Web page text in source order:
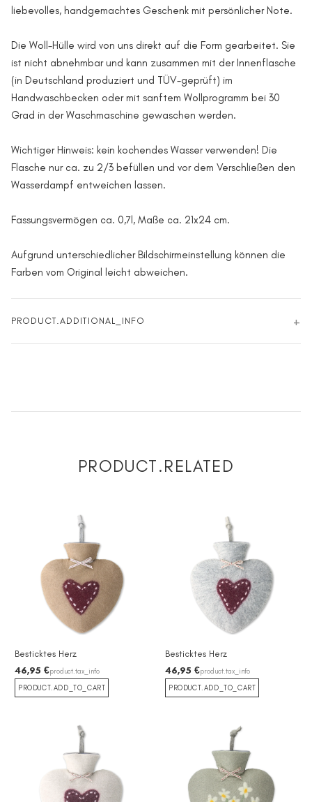
liebevolles, handgemachtes Geschenk mit persönlicher Note.
Die Woll-Hülle wird von uns direkt auf die Form gearbeitet. Sie
ist nicht abnehmbar und kann zusammen mit der Innenflasche
(in Deutschland produziert und TÜV-geprüft) im
Handwaschbecken oder mit sanftem Wollprogramm bei 30
Grad in der Waschmaschine gewaschen werden.
Wichtiger Hinweis: kein kochendes Wasser verwenden! Die
Flasche nur ca. zu 2/3 befüllen und vor dem Verschließen den
Wasserdampf entweichen lassen.
Fassungsvermögen ca. 0,7l, Maße ca. 21x24 cm.
Aufgrund unterschiedlicher Bildschirmeinstellung können die
Farben vom Original leicht abweichen.
PRODUCT.ADDITIONAL_INFO
PRODUCT.RELATED
Besticktes Herz
46,95 €product.tax_info
PRODUCT.ADD_TO_CART
Besticktes Herz
46,95 €product.tax_info
PRODUCT.ADD_TO_CART